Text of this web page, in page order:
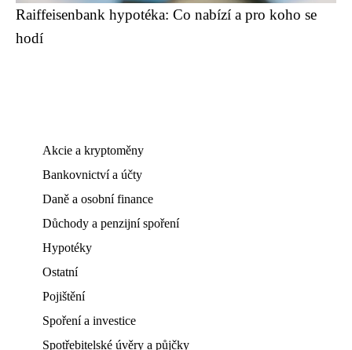
Raiffeisenbank hypotéka: Co nabízí a pro koho se
hodí
Akcie a kryptoměny
Bankovnictví a účty
Daně a osobní finance
Důchody a penzijní spoření
Hypotéky
Ostatní
Pojištění
Spoření a investice
Spotřebitelské úvěry a půjčky